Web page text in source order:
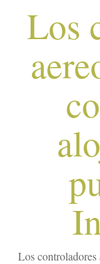
Los
Los controladores